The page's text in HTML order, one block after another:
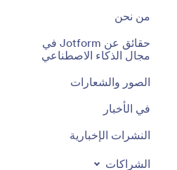
من نحن
حقائق عن Jotform في
مجال الذكاء الاصطناعي
الصور والشعارات
في الأخبار
النشرات الإخبارية
الشراكات